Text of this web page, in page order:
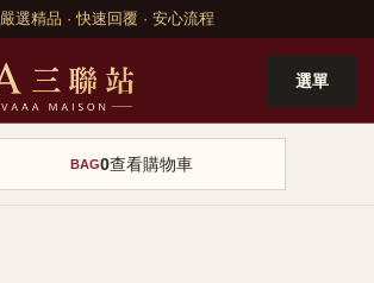
嚴選精品 · 快速回覆 · 安心流程
選單
BAG0查看購物車